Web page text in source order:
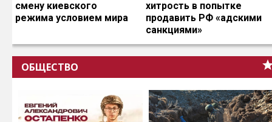
смену киевского
режима условием мира
хитрость в попытке
продавить РФ «адскими
санкциями»
ОБЩЕСТВО